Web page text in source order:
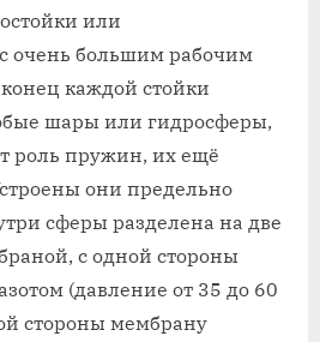
или
очень большим рабочим
каждой стойки
шары или гидросферы,
роль пружин, их ещё
они предельно
сферы разделена на две
с одной стороны
(давление от 35 до 60
стороны мембрану